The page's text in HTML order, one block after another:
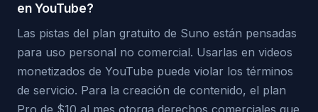
en YouTube?
Las pistas del plan gratuito de Suno están pensadas
para uso personal no comercial. Usarlas en videos
monetizados de YouTube puede violar los términos
de servicio. Para la creación de contenido, el plan